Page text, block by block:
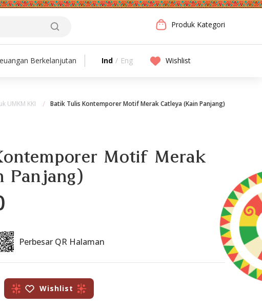
Produk Kategori
Berkelanjutan Ind / Eng Wishlist
UMKM KKI Batik Tulis Kontemporer Motif Merak Catleya (Kain Panjang)
Motif Merak
Panjang)
Perbesar QR Halaman
Wishlist